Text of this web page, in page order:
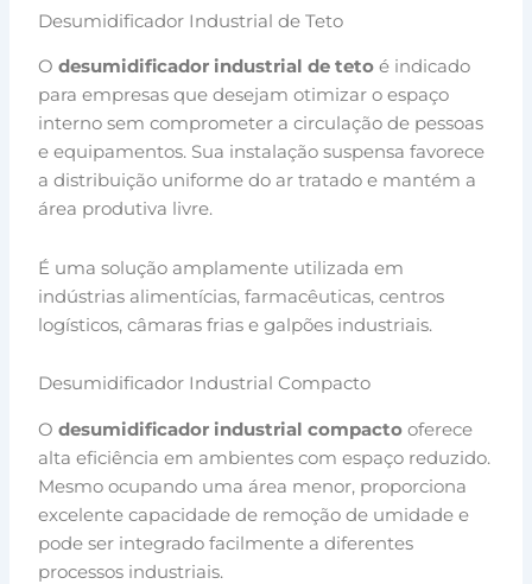
Desumidificador Industrial de Teto
Odesumidificador industrial de teto é indicado
para empresas que desejam otimizar o espaço
interno sem comprometer a circulação de pessoas
e equipamentos. Sua instalação suspensa favorece
a distribuição uniforme do ar tratado e mantém a
área produtiva livre.
É uma solução amplamente utilizada em
indústrias alimentícias, farmacêuticas, centros
logísticos, câmaras frias e galpões industriais.
Desumidificador Industrial Compacto
Odesumidificador industrial compacto oferece
alta eficiência em ambientes com espaço reduzido.
Mesmo ocupando uma área menor, proporciona
excelente capacidade de remoção de umidade e
pode ser integrado facilmente a diferentes
processos industriais.